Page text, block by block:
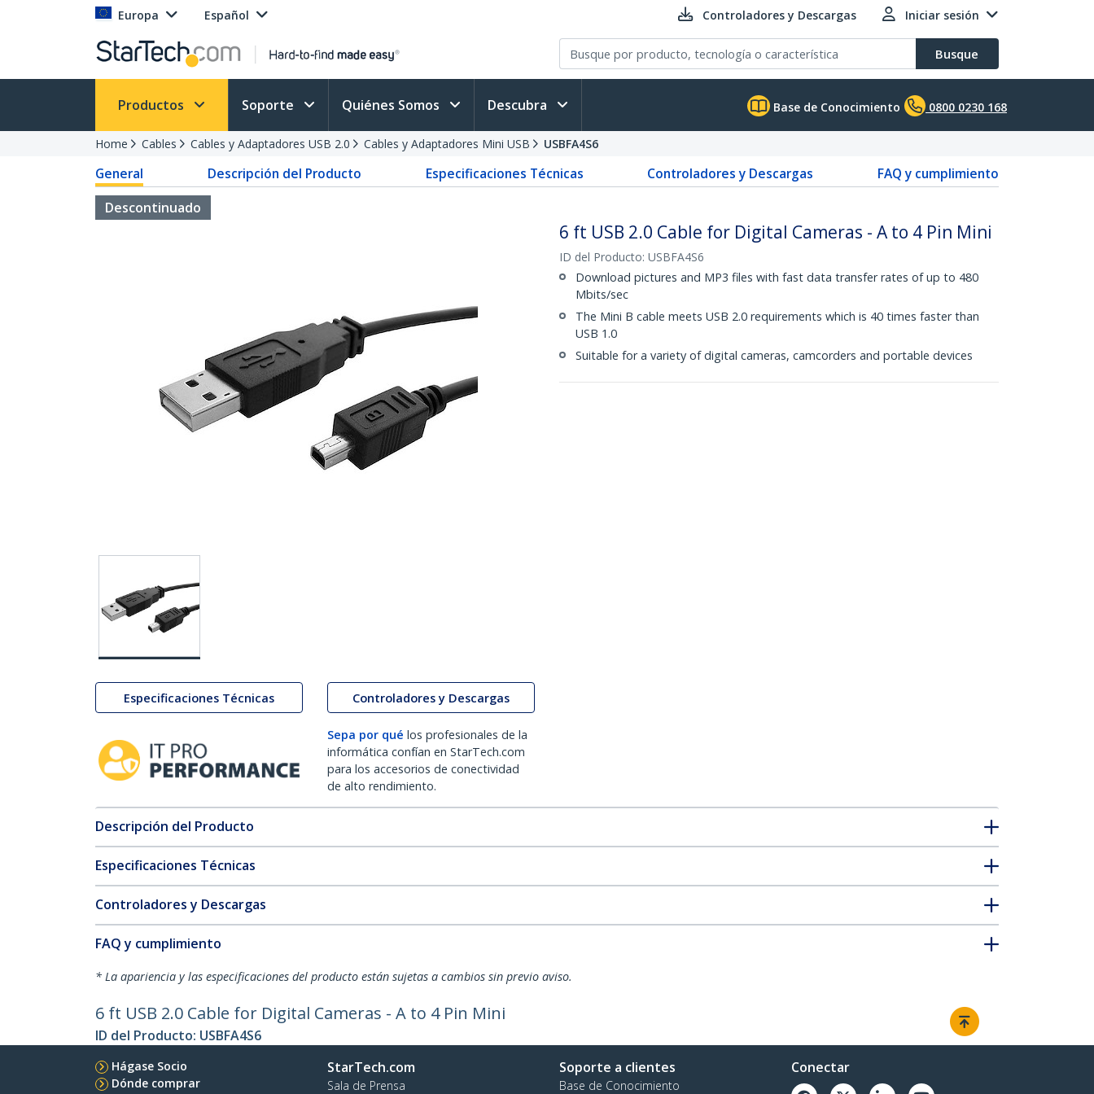
Europa Español Controladores y Descargas Iniciar sesión
Busque
Productos Soporte Quiénes Somos Descubra Base de Conocimiento 0800 0230 168
Home Cables Cables y Adaptadores USB 2.0 Cables y Adaptadores Mini USB USBFA4S6
General Descripción del Producto Especificaciones Técnicas Controladores y Descargas
FAQ y cumplimiento
Descontinuado
Especificaciones Técnicas Controladores y Descargas
Sepa por qué los profesionales de la
informática confían en StarTech.com
para los accesorios de conectividad
de alto rendimiento.
6 ft USB 2.0 Cable for Digital Cameras - A to 4 Pin Mini
ID del Producto: USBFA4S6
Download pictures and MP3 files with fast data transfer rates of up to 480
Mbits/sec
The Mini B cable meets USB 2.0 requirements which is 40 times faster than
USB 1.0
Suitable for a variety of digital cameras, camcorders and portable devices
Descripción del Producto
Especificaciones Técnicas
Controladores y Descargas
FAQ y cumplimiento
* La apariencia y las especificaciones del producto están sujetas a cambios sin previo aviso.
6 ft USB 2.0 Cable for Digital Cameras - A to 4 Pin Mini
ID del Producto: USBFA4S6
Hágase Socio
Dónde comprar
StarTech.com
Sala de Prensa
Soporte a clientes
Base de Conocimiento
Conectar